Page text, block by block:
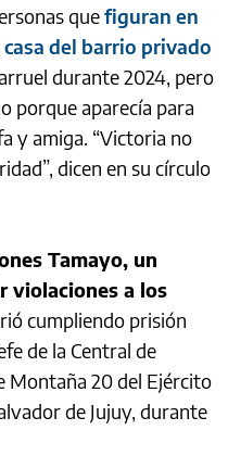
quefiguran en
del barrio privado
durante 2024, pero
porque aparecía para
y amiga. “Victoria no
dicen en su círculo
Tamayo, un
violaciones a los
cumpliendo prisión
de la Central de
Montaña 20 del Ejército
de Jujuy, durante